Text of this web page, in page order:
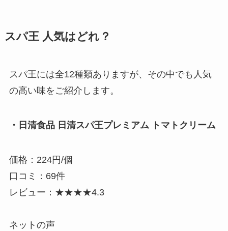
スパ王 人気はどれ？
スパ王には全12種類ありますが、その中でも人気
の高い味をご紹介します。
・日清食品 日清スパ王プレミアム トマトクリーム
価格：224円/個
口コミ：69件
レビュー：★★★★4.3
ネットの声